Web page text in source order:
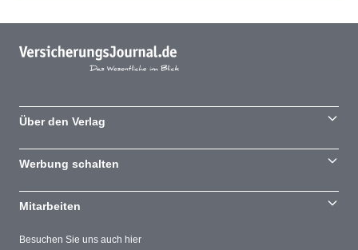
Besuchen Sie uns auch hier
Über den Verlag
Werbung schalten
Mitarbeiten